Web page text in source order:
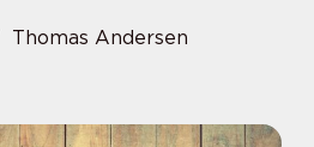
Thomas Andersen